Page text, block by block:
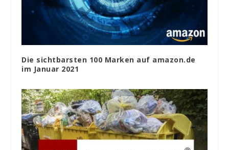
Die sichtbarsten 100 Marken auf amazon.de
im Januar 2021